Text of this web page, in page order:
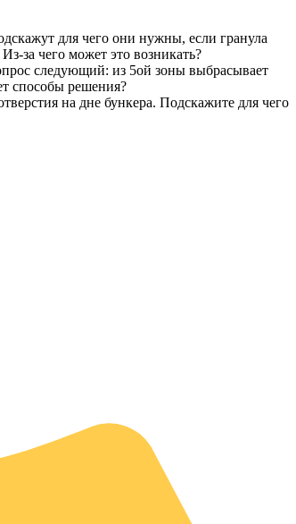
для чего они нужны, если гранула
за чего может это возникать?
следующий: из 5ой зоны выбрасывает
способы решения?
на дне бункера. Подскажите для чего